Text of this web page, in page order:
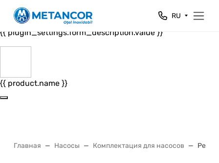
Close
{{ plugin_settings.form_header.value }}
{{ plugin_settings.form_description.value }}
{{ product.name }}
RU
Главная Насосы Комплектация для насосов Рем.